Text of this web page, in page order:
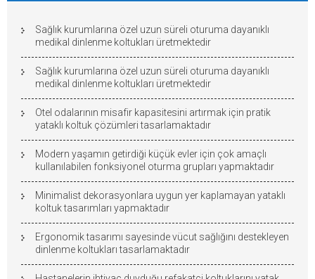
Sağlık kurumlarına özel uzun süreli oturuma dayanıklı
medikal dinlenme koltukları üretmektedir
Sağlık kurumlarına özel uzun süreli oturuma dayanıklı
medikal dinlenme koltukları üretmektedir
Otel odalarının misafir kapasitesini artırmak için pratik
yataklı koltuk çözümleri tasarlamaktadır
Modern yaşamın getirdiği küçük evler için çok amaçlı
kullanılabilen fonksiyonel oturma grupları yapmaktadır
Minimalist dekorasyonlara uygun yer kaplamayan yataklı
koltuk tasarımları yapmaktadır
Ergonomik tasarımı sayesinde vücut sağlığını destekleyen
dinlenme koltukları tasarlamaktadır